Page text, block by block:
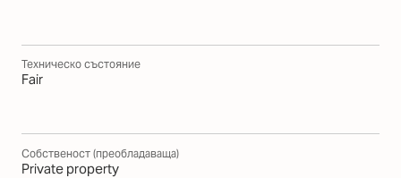
Техническо състояние
Fair
Собственост (преобладаваща)
Private property